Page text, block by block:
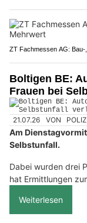
ZT Fachmessen AG:
Boltigen BE:
Frauen bei
21.07.26 VON
Am
Selbstunfall.
Dabei wurden drei
hat Ermittlungen
Weiterlesen